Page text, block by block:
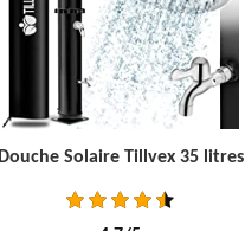
Douche Solaire Tillvex 35 litres